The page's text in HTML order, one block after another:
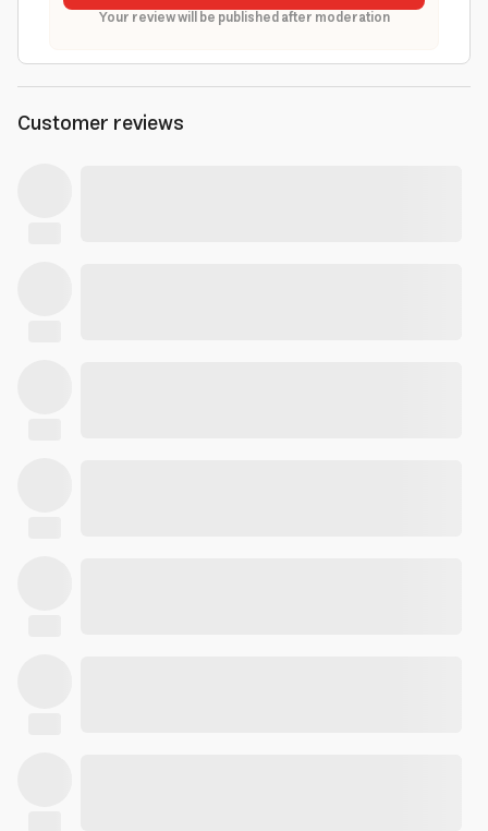
Your review will be published after moderation
Customer reviews